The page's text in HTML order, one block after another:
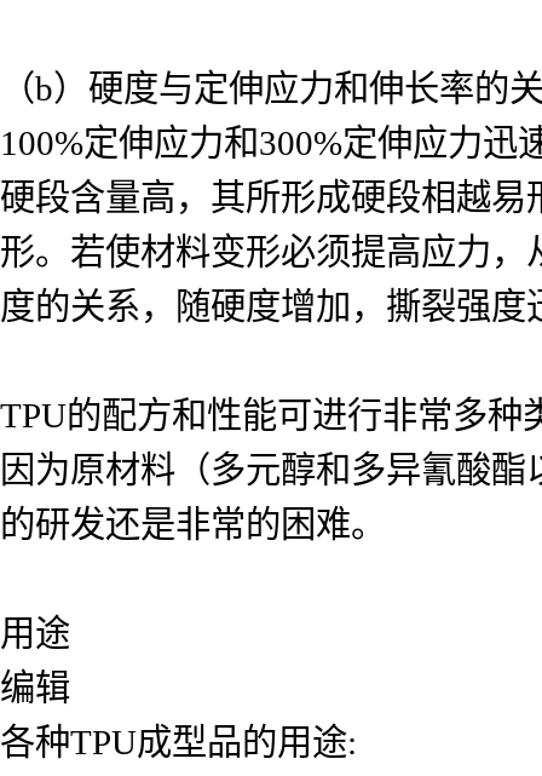
（b）硬度与定伸应力和伸长率的
100%定伸应力和300%定伸应力
硬段含量高，其所形成硬段相越
形。若使材料变形必须提高应力
度的关系，随硬度增加，撕裂强
TPU的配方和性能可进行非常多
因为原材料（多元醇和多异氰酸
的研发还是非常的困难。
用途
编辑
各种TPU成型品的用途: